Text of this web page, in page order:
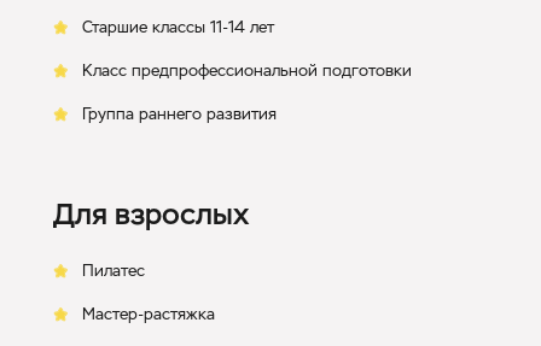
Старшие классы 11-14 лет
Класс предпрофессиональной подготовки
Группа раннего развития
Для взрослых
Пилатес
Мастер-растяжка